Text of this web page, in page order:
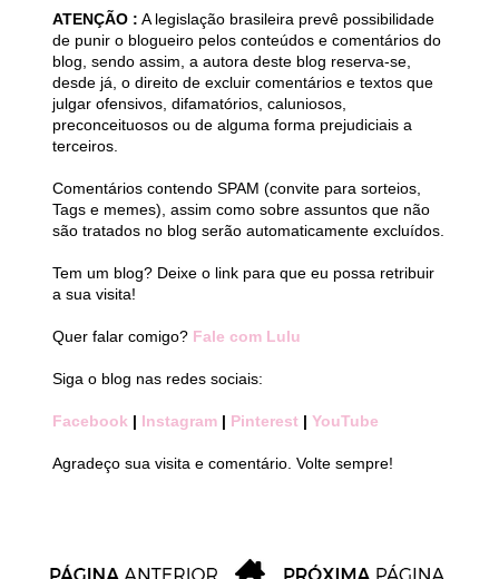
ATENÇÃO : A legislação brasileira prevê possibilidade
de punir o blogueiro pelos conteúdos e comentários do
blog, sendo assim, a autora deste blog reserva-se,
desde já, o direito de excluir comentários e textos que
julgar ofensivos, difamatórios, caluniosos,
preconceituosos ou de alguma forma prejudiciais a
terceiros.
Comentários contendo SPAM (convite para sorteios,
Tags e memes), assim como sobre assuntos que não
são tratados no blog serão automaticamente excluídos.
Tem um blog? Deixe o link para que eu possa retribuir
a sua visita!
Quer falar comigo? Fale com Lulu
Siga o blog nas redes sociais:
Facebook | Instagram | Pinterest | YouTube
Agradeço sua visita e comentário. Volte sempre!